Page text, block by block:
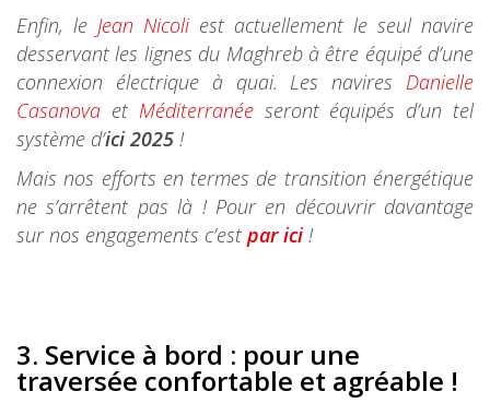
Enfin, le Jean Nicoli est actuellement le seul navire
desservant les lignes du Maghreb à être équipé d’une
connexion électrique à quai. Les navires Danielle
Casanova et Méditerranéeseront équipés d’un tel
système d’ici 2025 !
Mais nos efforts en termes de transition énergétique
ne s’arrêtent pas là ! Pour en découvrir davantage
sur nos engagements c’est par ici !
3. Service à bord : pour une
traversée confortable et agréable !